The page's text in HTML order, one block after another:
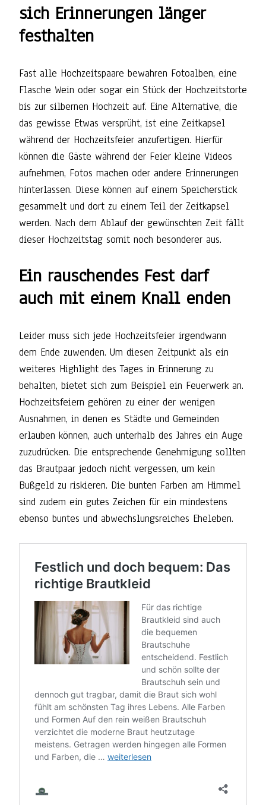
sich Erinnerungen länger
festhalten
Fast alle Hochzeitspaare bewahren Fotoalben, eine
Flasche Wein oder sogar ein Stück der Hochzeitstorte
bis zur silbernen Hochzeit auf. Eine Alternative, die
das gewisse Etwas versprüht, ist eine Zeitkapsel
während der Hochzeitsfeier anzufertigen. Hierfür
können die Gäste während der Feier kleine Videos
aufnehmen, Fotos machen oder andere Erinnerungen
hinterlassen. Diese können auf einem Speicherstick
gesammelt und dort zu einem Teil der Zeitkapsel
werden. Nach dem Ablauf der gewünschten Zeit fällt
dieser Hochzeitstag somit noch besonderer aus.
Ein rauschendes Fest darf
auch mit einem Knall enden
Leider muss sich jede Hochzeitsfeier irgendwann
dem Ende zuwenden. Um diesen Zeitpunkt als ein
weiteres Highlight des Tages in Erinnerung zu
behalten, bietet sich zum Beispiel ein Feuerwerk an.
Hochzeitsfeiern gehören zu einer der wenigen
Ausnahmen, in denen es Städte und Gemeinden
erlauben können, auch unterhalb des Jahres ein Auge
zuzudrücken. Die entsprechende Genehmigung sollten
das Brautpaar jedoch nicht vergessen, um kein
Bußgeld zu riskieren. Die bunten Farben am Himmel
sind zudem ein gutes Zeichen für ein mindestens
ebenso buntes und abwechslungsreiches Eheleben.